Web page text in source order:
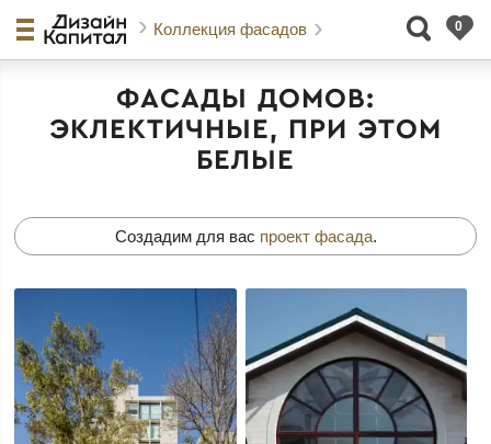
Коллекция фасадов
ФАСАДЫ ДОМОВ:
ЭКЛЕКТИЧНЫЕ, ПРИ ЭТОМ
БЕЛЫЕ
Создадим для вас проект фасада.